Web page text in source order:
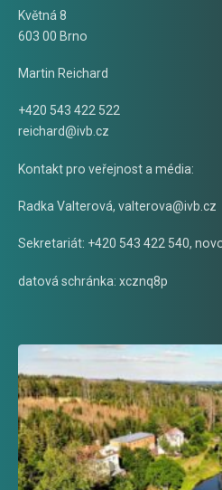
Květná 8
603 00 Brno
Martin Reichard
+420 543 422 522
reichard@ivb.cz
Kontakt pro veřejnost a média:
Radka Valterová, valterova@ivb.cz
Sekretariát: +420 543 422 540,
datová schránka: xcznq8p